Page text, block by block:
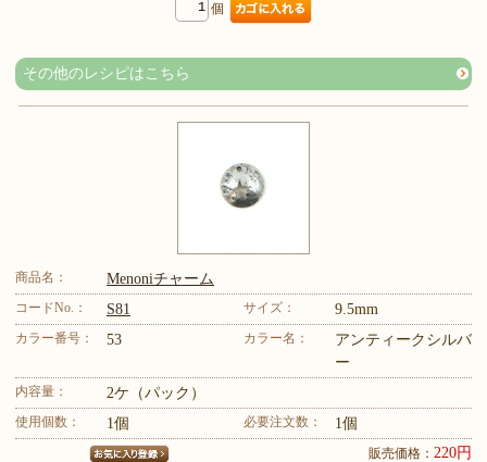
個
その他のレシピはこちら
商品名： Menoniチャーム
コードNo.： S81 サイズ： 9.5mm
カラー番号： 53 カラー名：
アンティークシルバ
ー
内容量： 2ケ（パック）
使用個数： 1個 必要注文数： 1個
販売価格： 220円